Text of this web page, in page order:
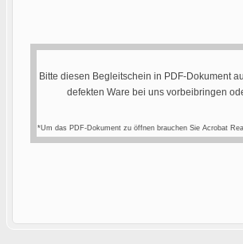
Bitte diesen Begleitschein in PDF-Dokument
defekten Ware bei uns vorbeibringen
*Um das PDF-Dokument zu öffnen brauchen Sie Acrobat